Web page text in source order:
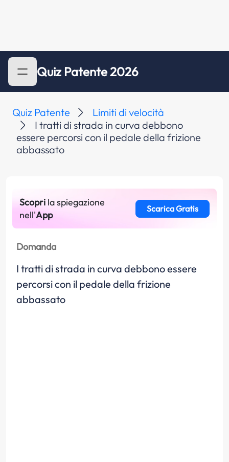
Quiz Patente 2026
Quiz Patente
Limiti di velocità
I tratti di strada in curva debbono
essere percorsi con il pedale della frizione
abbassato
Scopri la spiegazione
nell'App
Scarica Gratis
Domanda
I tratti di strada in curva debbono essere
percorsi con il pedale della frizione
abbassato